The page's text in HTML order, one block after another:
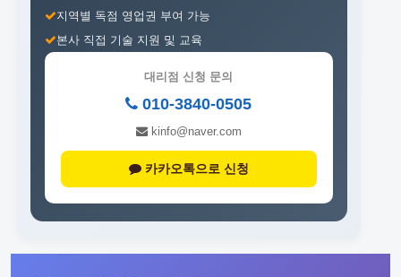
지역별 독점 영업권 부여 가능
본사 직접 기술 지원 및 교육
대리점 신청 문의
010-3840-0505
kinfo@naver.com
카카오톡으로 신청